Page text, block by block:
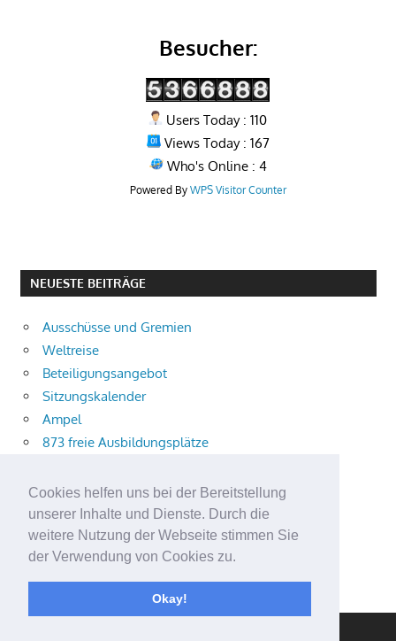
Cookies helfen uns bei der Bereitstellung
unserer Inhalte und Dienste. Durch die
weitere Nutzung der Webseite stimmen Sie
der Verwendung von Cookies zu.
Okay!
Besucher:
Users Today : 110
Views Today : 167
Who's Online : 4
Powered By WPS Visitor Counter
NEUESTE BEITRÄGE
Ausschüsse und Gremien
Weltreise
Beteiligungsangebot
Sitzungskalender
Ampel
873 freie Ausbildungsplätze
Aktuelle Verkehrsmeldungen
Terracliff
Wärmeplanung
Demokratie-Tag 2026
Neuer Jahrgang